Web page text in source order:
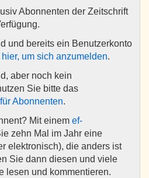
Abonnenten der Zeitschrift
und bereits ein Benutzerkonto
um sich anzumelden.
aber noch kein
Sie bitte das
Abonnenten.
Mit einem ef-
zehn Mal im Jahr eine
elektronisch), die anders ist
Sie dann diesen und viele
lesen und kommentieren.